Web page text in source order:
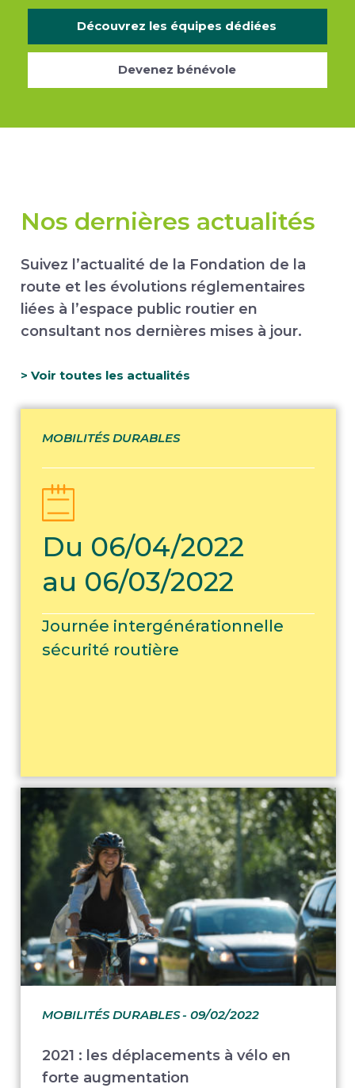
Découvrez les équipes dédiées
Devenez bénévole
Nos dernières actualités
Suivez l’actualité de la Fondation de la
route et les évolutions réglementaires
liées à l’espace public routier en
consultant nos dernières mises à jour.
> Voir toutes les actualités
MOBILITÉS DURABLES
Du 06/04/2022
au 06/03/2022
Journée intergénérationnelle
sécurité routière
MOBILITÉS DURABLES- 09/02/2022
2021 : les déplacements à vélo en
forte augmentation